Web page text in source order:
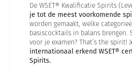
De WSET® Kwalificatie Spirits
je tot de meest voorkomende
worden gemaakt, welke
basiscocktails in balans brengen.
voor je examen? That’s the spirit! J
internationaal erkend WSET®
Spirits.